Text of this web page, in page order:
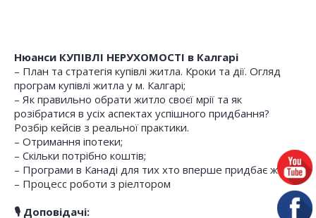
Нюанси КУПІВЛІ НЕРУХОМОСТІ в Калгарі
– План та стратегія купівлі житла. Кроки та дії. Огляд
програм купівлі житла у м. Калгарі;
– Як правильно обрати житло своєї мрії та як
розібратися в усіх аспектах успішного придбання?
Розбір кейсів з реальної практики.
– Отримання іпотеки;
– Скільки потрібно коштів;
– Програми в Канаді для тих хто вперше придбає житло
– Процесс роботи з ріелтором
🎙 Доповідачі: